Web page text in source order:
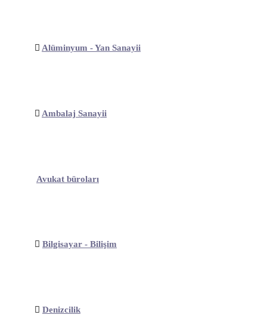
Alüminyum - Yan Sanayii
Ambalaj Sanayii
Avukat büroları
Bilgisayar - Bilişim
Denizcilik